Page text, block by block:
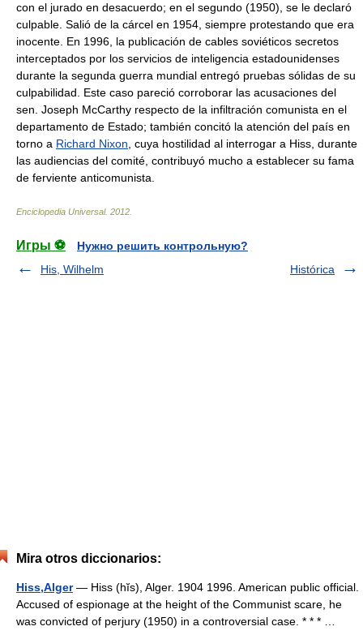
con el jurado en desacuerdo; en el segundo (1950), se le declaró
culpable. Salió de la cárcel en 1954, siempre protestando que era
inocente. En 1996, la publicación de cables soviéticos secretos
interceptados por los servicios de inteligencia estadounidenses
durante la segunda guerra mundial entregó pruebas sólidas de su
culpabilidad. Este caso pareció corroborar las acusaciones del
sen. Joseph McCarthy respecto de la infiltración comunista en el
departamento de Estado; también concitó la atención del país en
torno a Richard Nixon , cuya hostilidad al interrogar a Hiss, durante
las audiencias del comité, contribuyó mucho a establecer su fama
de ferviente anticomunista.
Enciclopedia Universal. 2012
Игры ⚽
Нужно решить контрольную?
His, Wilhelm
Histórica
Mira otros diccionarios:
Hiss,Alger— Hiss (hĭs), Alger. 1904 1996. American public official.
Accused of espionage at the height of the Communist scare, he
was convicted of perjury (1950) in a controversial case. * * * …